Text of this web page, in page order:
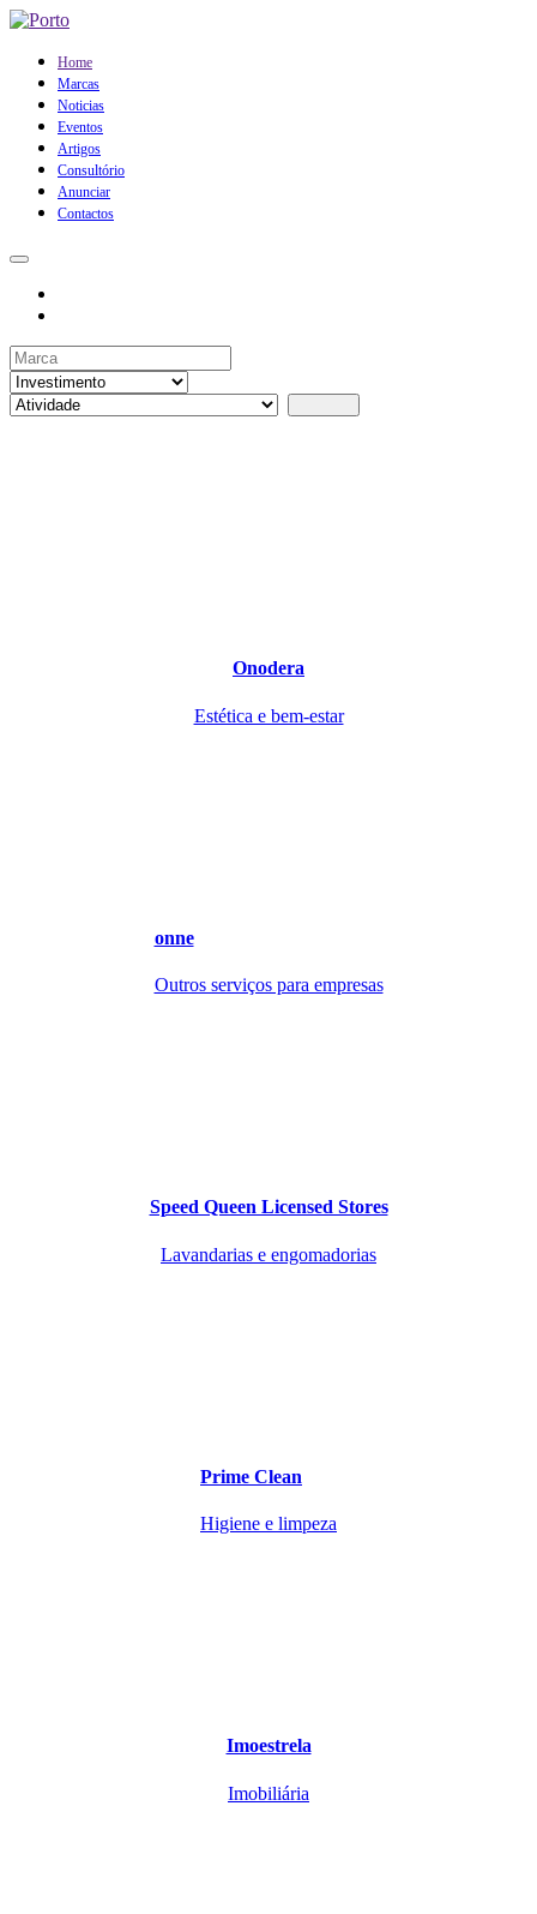
Home
Marcas
Noticias
Eventos
Artigos
Consultório
Anunciar
Contactos
Onodera
Estética e bem-estar
onne
Outros serviços para empresas
Speed Queen Licensed Stores
Lavandarias e engomadorias
Prime Clean
Higiene e limpeza
Imoestrela
Imobiliária